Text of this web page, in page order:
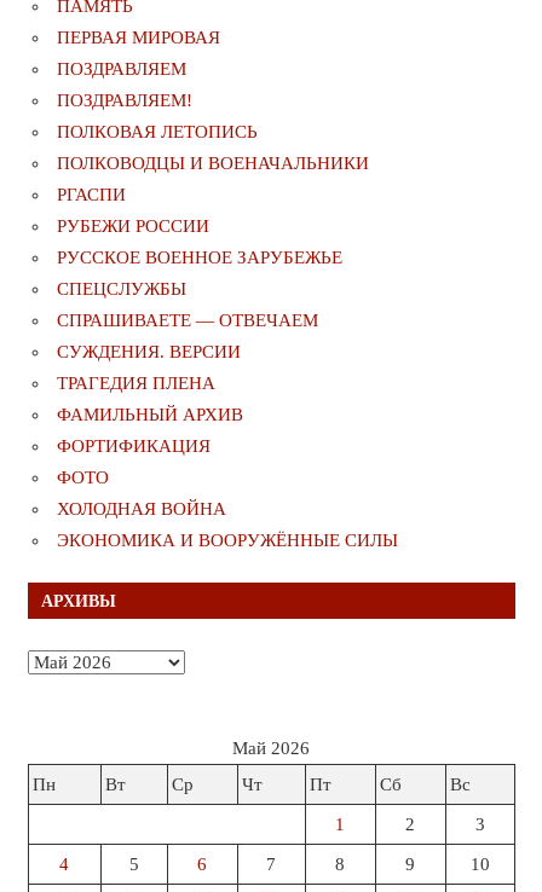
ПАМЯТЬ
ПЕРВАЯ МИРОВАЯ
ПОЗДРАВЛЯЕМ
ПОЗДРАВЛЯЕМ!
ПОЛКОВАЯ ЛЕТОПИСЬ
ПОЛКОВОДЦЫ И ВОЕНАЧАЛЬНИКИ
РГАСПИ
РУБЕЖИ РОССИИ
РУССКОЕ ВОЕННОЕ ЗАРУБЕЖЬЕ
СПЕЦСЛУЖБЫ
СПРАШИВАЕТЕ — ОТВЕЧАЕМ
СУЖДЕНИЯ. ВЕРСИИ
ТРАГЕДИЯ ПЛЕНА
ФАМИЛЬНЫЙ АРХИВ
ФОРТИФИКАЦИЯ
ФОТО
ХОЛОДНАЯ ВОЙНА
ЭКОНОМИКА И ВООРУЖЁННЫЕ СИЛЫ
АРХИВЫ
Архивы
Май 2026
Пн
Вт Ср Чт Пт Сб Вс
1 2 3
4 5 6 7 8 9 10